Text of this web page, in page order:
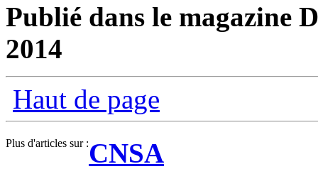
Publié dans le magazine
2014
Haut de page
Plus d'articles sur :CNSA